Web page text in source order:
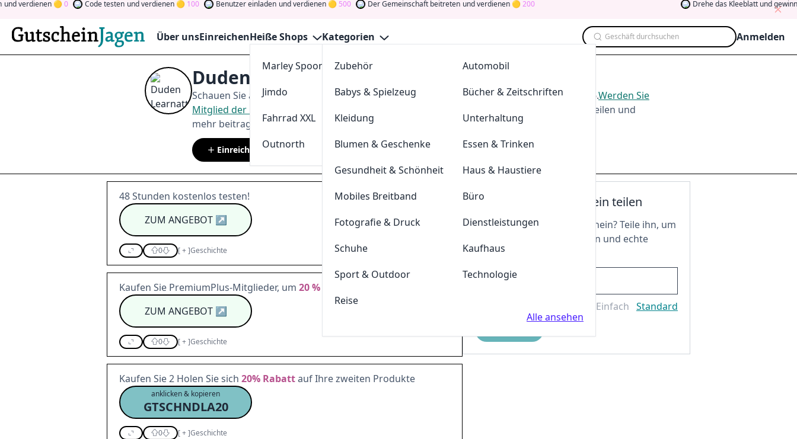
verdienen 0 Code testen und verdienen 100 Benutzer einladen und verdienen 500 Der Gemeinschaft beitreten und verdienen 200 Drehe das Kleeblatt und gewinne
Über unsEinreichenHeiße Shops
Marley Spoon
Jimdo
sportdeal24
Fahrrad XXL
Outnorth
Parkettkaiser
Kategorien
Zubehör
Automobil
Babys & Spielzeug
Bücher & Zeitschriften
Kleidung
Unterhaltung
Blumen & Geschenke
Essen & Trinken
Gesundheit & Schönheit
Haus & Haustiere
Mobiles Breitband
Büro
Fotografie & Druck
Dienstleistungen
Schuhe
Kaufhaus
Sport & Outdoor
Technologie
Reise
Alle ansehen
Geschäft durchsuchen Anmelden
Duden Learnattack Gutscheine August 2026
Schauen Sie aufGutscheinJagenfür die bestenDuden Learnattack-Angebote imAug. 2026.Werden Sie
Mitglied der Community
und verdienen Sie Tokens, indem Sie durch Abstimmen, Testen, Teilen und
mehr beitragen. Drehen Sie den Glücksklee und gewinnen Sie Geld
Einreichen learnattack.de
48 Stunden kostenlos testen!
ZUM ANGEBOT↗
0 [+]Geschichte
Kaufen Sie PremiumPlus-Mitglieder, um 20 %
ZUM ANGEBOT↗
0 [+]Geschichte
Kaufen Sie 2 Holen Sie sich 20% Rabattauf Ihre zweiten Produkte
anklicken & kopieren
GTSCHNDLA20
0 [+]Geschichte
Deinen Gutschein teilen
Hast du einen tollen Gutschein? Teile ihn, um
Token freizuschalten und echte
Geldprämien zu genießen!
Einfach Standard